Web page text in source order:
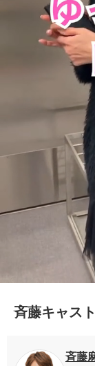
斉藤キャス
斉藤